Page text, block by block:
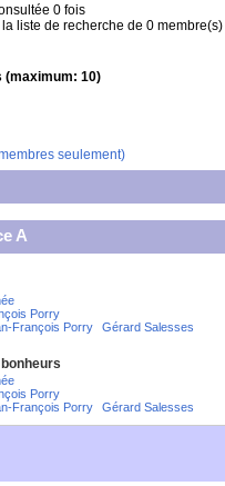
0 fois
liste de recherche de 0 membre(s)
(maximum: 10)
seulement)
A
Porry
François Porry Gérard Salesses
bonheurs
Porry
François Porry Gérard Salesses